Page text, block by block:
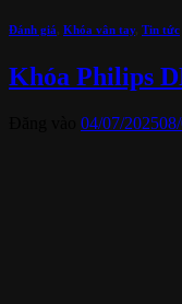
Đánh giá Khóa vân tay, Tin tức
Khóa Philips
04/07/2025